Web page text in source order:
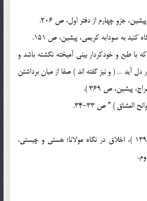
طبع و خودکردار بيني آميخته نگشته باشد و
آيد … ( و نيز گفته اند ) صفا از ميان برداشتن
پيشين، ص 369 ).
قانعي خوزاني، مهناز؛ ( 1390 )، اخلاق در نگاه مولانا؛ هستي و چيستي،